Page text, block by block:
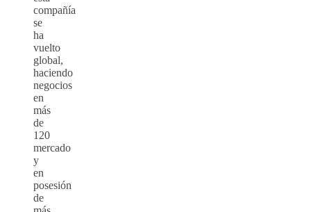
compañía
se
ha
vuelto
global,
haciendo
negocios
en
más
de
120
mercado
y
en
posesión
de